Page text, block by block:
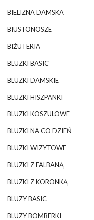
BIELIZNA DAMSKA
BIUSTONOSZE
BIŻUTERIA
BLUZKI BASIC
BLUZKI DAMSKIE
BLUZKI HISZPANKI
BLUZKI KOSZULOWE
BLUZKI NA CO DZIEŃ
BLUZKI WIZYTOWE
BLUZKI Z FALBANĄ
BLUZKI Z KORONKĄ
BLUZY BASIC
BLUZY BOMBERKI